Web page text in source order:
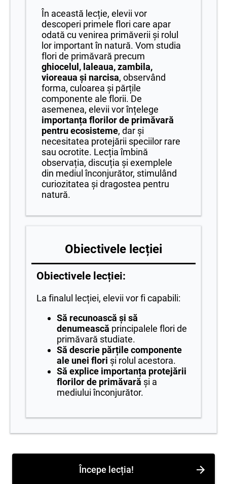
În această lecție, elevii vor
descoperi primele flori care apar
odată cu venirea primăverii și rolul
lor important în natură. Vom studia
flori de primăvară precum
ghiocelul, laleaua, zambila,
vioreaua și narcisa, observând
forma, culoarea și părțile
componente ale florii. De
asemenea, elevii vor înțelege
importanța florilor de primăvară
pentru ecosisteme, dar și
necesitatea protejării speciilor rare
sau ocrotite. Lecția îmbină
observația, discuția și exemplele
din mediul înconjurător, stimulând
curiozitatea și dragostea pentru
natură.
Obiectivele lecției
Obiectivele lecției:
La finalul lecției, elevii vor fi capabili:
Să recunoască și să
denumească principalele flori de
primăvară studiate.
Să descrie părțile componente
ale unei flori și rolul acestora.
Să explice importanța protejării
florilor de primăvară și a
mediului înconjurător.
Începe lecția!